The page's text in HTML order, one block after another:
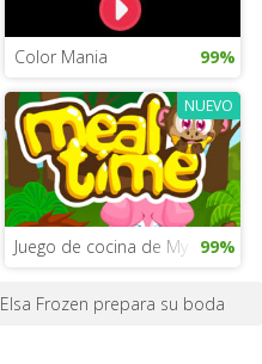
Color Mania 99%
NUEVO
Juego de cocina de My Little
99%
Elsa Frozen prepara su boda